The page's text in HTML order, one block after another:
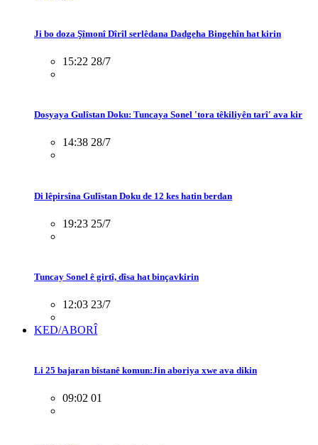
Ji bo doza Şîmonî Dîrîl serlêdana Dadgeha Bingehîn hat kirin
15:22 28/7
Dosyaya Gulîstan Doku: Tuncaya Sonel 'tora têkiliyên tarî' ava kir
14:38 28/7
Di lêpirsîna Gulîstan Doku de 12 kes hatin berdan
19:23 25/7
Tuncay Sonel ê girtî, dîsa hat binçavkirin
12:03 23/7
KED/ABORÎ
Li 25 bajaran bîstanê komun:Jin aboriya xwe ava dikin
09:02 01